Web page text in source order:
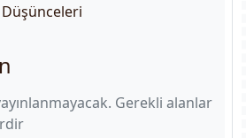
Düşünceleri
Gerekli alanlar